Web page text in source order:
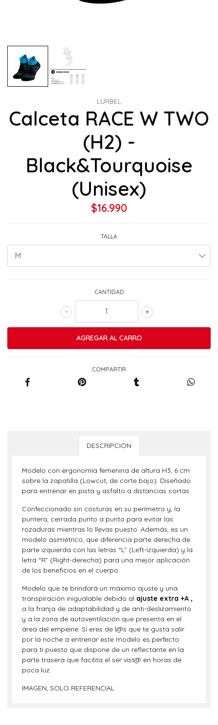
LURBEL
Calceta RACE W TWO
(H2) -
Black&Tourquoise
(Unisex)
$16.990
TALLA
CANTIDAD
+
-
COMPARTIR
DESCRIPCIÓN
Modelo con ergonomía femenina de altura H3, 6 cm
sobre la zapatilla (Lowcut, de corte bajo). Diseñado
para entrenar en pista y asfalto a distancias cortas.
Confeccionado sin costuras en su perímetro y, la
puntera, cerrada punto a punto para evitar las
rozaduras mientras lo llevas puesto. Además, es un
modelo asimétrico, que diferencia parte derecha de
parte izquierda con las letras “L” (Left-izquierda) y la
letra “R” (Right-derecha) para una mejor aplicación
de los beneficios en el cuerpo.
Modelo que te brindará un máximo ajuste y una
transpiración inigualable debido al ajuste extra +A ,
a la franja de adaptabilidad y de anti-deslizamiento
y a la zona de autoventilación que presenta en el
área del empeine. Si eres de l@s que te gusta salir
por la noche a entrenar este modelo es perfecto
para ti puesto que dispone de un reflectante en la
parte trasera que facilita el ser vist@ en horas de
poca luz.
IMAGEN, SOLO REFERENCIAL